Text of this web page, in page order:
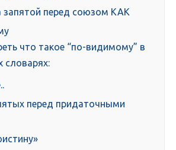
запятой перед союзом КАК
что такое “по-видимому” в
словарях:
перед придаточными